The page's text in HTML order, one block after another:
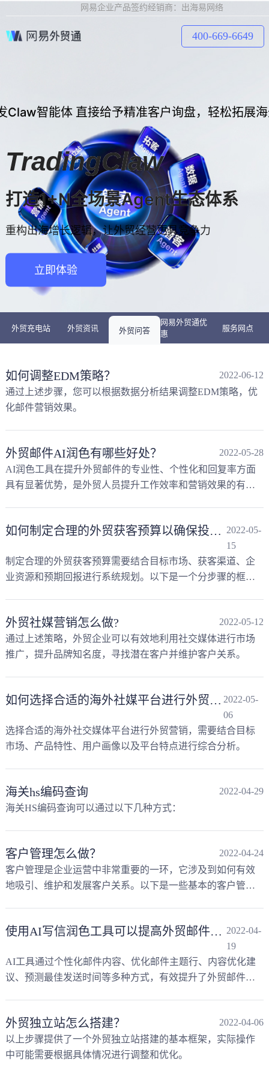
网易企业产品签约经销商：出海易网络
400-669-6649
Claw智能体 直接给予精准客户询盘，轻松拓展
TradingClaw
打造1+N全场景Agent生态体系
重构出海增长逻辑，让外贸经营更具竞争力
立即体验
外贸充电站 外贸资讯 外贸问答
网易外贸通优
惠
服务网点
如何调整EDM策略？
2022-06-12
通过上述步骤，您可以根据数据分析结果调整EDM策略，优
化邮件营销效果。
外贸邮件AI润色有哪些好处？
2022-05-28
AI润色工具在提升外贸邮件的专业性、个性化和回复率方面
具有显著优势，是外贸人员提升工作效率和营销效果的有力
如何制定合理的外贸获客预算以确保投入产出比？
2022-05-
15
制定合理的外贸获客预算需要结合目标市场、获客渠道、企
业资源和预期回报进行系统规划。以下是一个分步骤的框
外贸社媒营销怎么做?
2022-05-12
通过上述策略，外贸企业可以有效地利用社交媒体进行市场
推广，提升品牌知名度，寻找潜在客户并维护客户关系。
如何选择合适的海外社媒平台进行外贸营销？ 2022-05-
06
选择合适的海外社交媒体平台进行外贸营销，需要结合目标
市场、产品特性、用户画像以及平台特点进行综合分析。
海关hs编码查询
2022-04-29
海关HS编码查询可以通过以下几种方式：
客户管理怎么做？
2022-04-24
客户管理是企业运营中非常重要的一环，它涉及到如何有效
地吸引、维护和发展客户关系。以下是一些基本的客户管理
使用AI写信润色工具可以提高外贸邮件回复率吗？ 2022-04-
19
AI工具通过个性化邮件内容、优化邮件主题行、内容优化建
议、预测最佳发送时间等多种方式，有效提升了外贸邮件的
外贸独立站怎么搭建？
2022-04-06
以上步骤提供了一个外贸独立站搭建的基本框架，实际操作
中可能需要根据具体情况进行调整和优化。